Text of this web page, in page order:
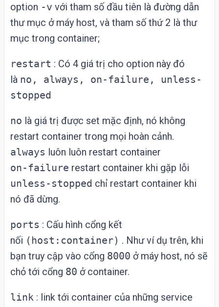
option -v với tham số đầu tiên là đường dẫn
thư mục ở máy host, và tham số thứ 2 là thư
mục trong container;
restart : Có 4 giá trị cho option này đó
là no, always, on-failure, unless-
stopped
no là giá trị được set mặc định, nó không
restart container trong mọi hoàn cảnh.
always luôn luôn restart container
on-failure restart container khi gặp lỗi
unless-stopped chỉ restart container khi
nó đã dừng.
ports : Cấu hình cổng kết
nối (host:container) . Như ví dụ trên, khi
bạn truy cập vào cổng 8000 ở máy host, nó sẽ
chỏ tới cổng 80 ở container.
link : link tới container của những service